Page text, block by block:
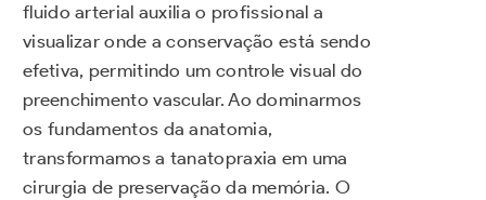
fluido arterial auxilia o profissional a
visualizar onde a conservação está sendo
efetiva, permitindo um controle visual do
preenchimento vascular. Ao dominarmos
os fundamentos da anatomia,
transformamos a tanatopraxia em uma
cirurgia de preservação da memória. O